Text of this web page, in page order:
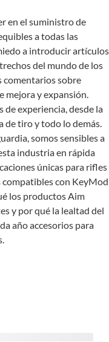
en el suministro de
a todas las
a introducir artículos
del mundo de los
comentarios sobre
mejora y expansión.
experiencia, desde la
de tiro y todo lo demás.
somos sensibles a
industria en rápida
únicas para rifles
compatibles con KeyMod
los productos Aim
y por qué la lealtad del
año accesorios para